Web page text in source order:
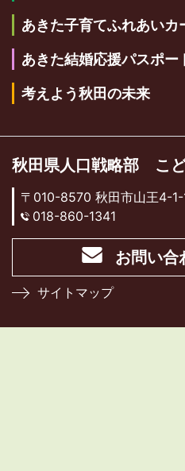
あきた子育てふれあいカ
あきた結婚応援パスポー
考えよう秋田の未来
秋田県人口戦略部 こ
〒010-8570 秋田市山王4-1-
018-860-1341
お問い合
サイトマップ